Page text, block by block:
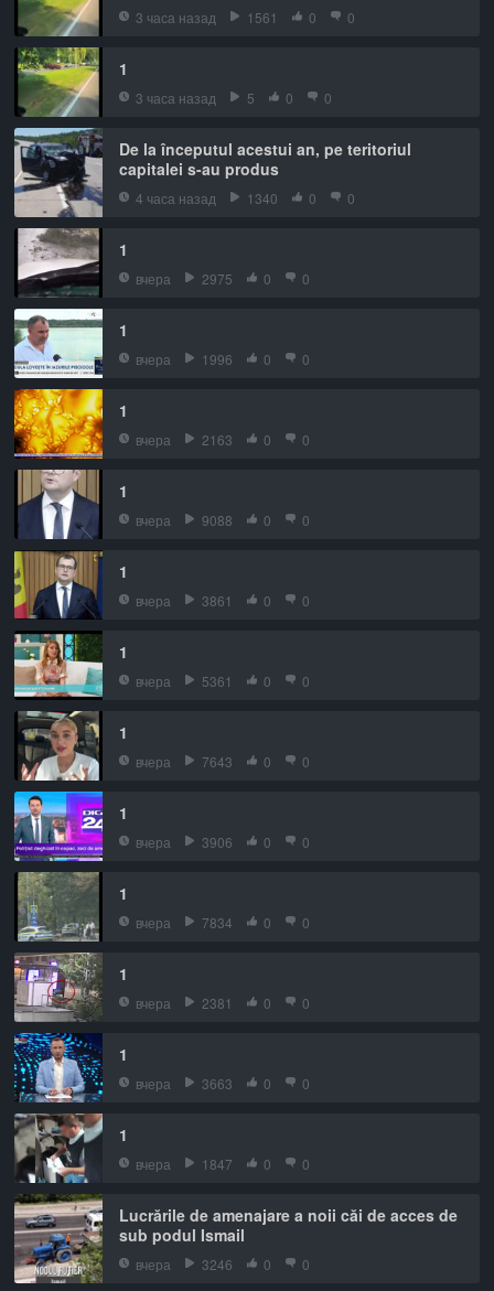
3 часа назад 1561 0 0
1
3 часа назад 5 0 0
De la începutul acestui an, pe teritoriul
capitalei s-au produs
4 часа назад 1340 0 0
1
вчера 2975 0 0
1
вчера 1996 0 0
1
вчера 2163 0 0
1
вчера 9088 0 0
1
вчера 3861 0 0
1
вчера 5361 0 0
1
вчера 7643 0 0
1
вчера 3906 0 0
1
вчера 7834 0 0
1
вчера 2381 0 0
1
вчера 3663 0 0
1
вчера 1847 0 0
Lucrările de amenajare a noii căi de acces de
sub podul Ismail
вчера 3246 0 0